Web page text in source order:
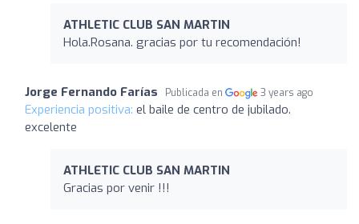
ATHLETIC CLUB SAN MARTIN
Hola.Rosana. gracias por tu recomendación!
Jorge Fernando Farías Publicada en 3 years ago
Experiencia positiva: el baile de centro de jubilado.
excelente
ATHLETIC CLUB SAN MARTIN
Gracias por venir !!!